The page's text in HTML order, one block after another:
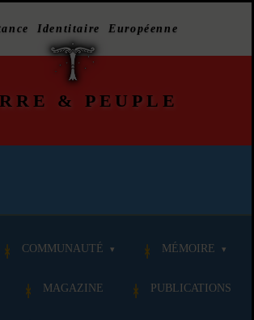
Identitaire Européenne
& PEUPLE
COMMUNAUTÉ MÉMOIRE
MAGAZINE PUBLICATIONS